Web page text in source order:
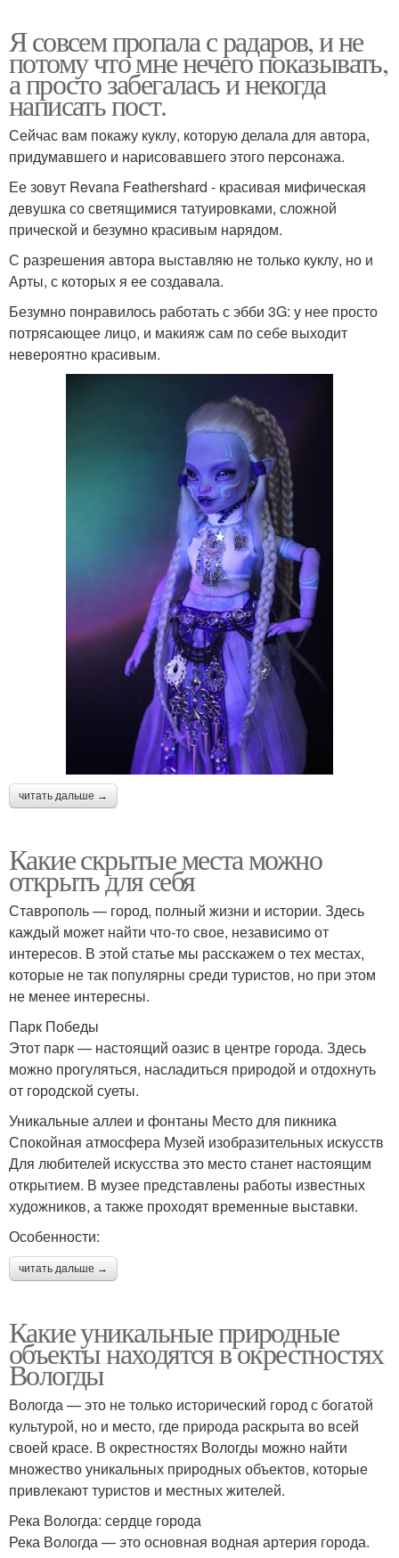
Я совсем пропала с радаров, и не
потому что мне нечего показывать,
а просто забегалась и некогда
написать пост.
Сейчас вам покажу куклу, которую делала для автора,
придумавшего и нарисовавшего этого персонажа.
Ее зовут Revana Feathershard - красивая мифическая
девушка со светящимися татуировками, сложной
прической и безумно красивым нарядом.
С разрешения автора выставляю не только куклу, но и
Арты, с которых я ее создавала.
Безумно понравилось работать с эбби 3G: у нее просто
потрясающее лицо, и макияж сам по себе выходит
невероятно красивым.
читать дальше →
Какие скрытые места можно
открыть для себя
Ставрополь — город, полный жизни и истории. Здесь
каждый может найти что-то свое, независимо от
интересов. В этой статье мы расскажем о тех местах,
которые не так популярны среди туристов, но при этом
не менее интересны.
Парк Победы
Этот парк — настоящий оазис в центре города. Здесь
можно прогуляться, насладиться природой и отдохнуть
от городской суеты.
Уникальные аллеи и фонтаны Место для пикника
Спокойная атмосфера Музей изобразительных искусств
Для любителей искусства это место станет настоящим
открытием. В музее представлены работы известных
художников, а также проходят временные выставки.
Особенности:
читать дальше →
Какие уникальные природные
объекты находятся в окрестностях
Вологды
Вологда — это не только исторический город с богатой
культурой, но и место, где природа раскрыта во всей
своей красе. В окрестностях Вологды можно найти
множество уникальных природных объектов, которые
привлекают туристов и местных жителей.
Река Вологда: сердце города
Река Вологда — это основная водная артерия города.